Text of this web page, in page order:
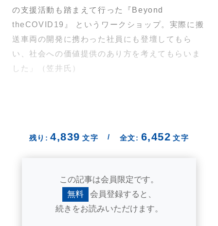
の支援活動も踏まえて行った『Beyond
theCOVID19』 というワークショップ。実際に搬
送車両の開発に携わった社員にも登壇してもら
い、社会への価値提供のあり方を考えてもらいま
した」（笠井氏）
残り: 4,839 文字 / 全文: 6,452 文字
この記事は会員限定です。
無料
会員登録すると、
続きをお読みいただけます。